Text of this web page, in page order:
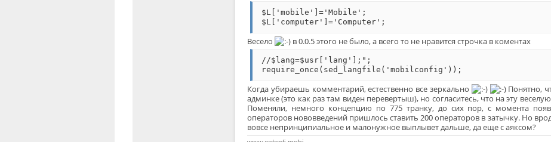
$L['mobile']='Mobile';
$L['computer']='Computer';
Весело в 0.0.5 этого не было, а всего то не нравится строчка в коментах
//$lang=$usr['lang'];";
require_once(sed_langfile('mobilconfig'));
Когда убираешь комментарий, естественно все зеркально
Понятно,
админке (это как раз там виден перевертыш), но согласитесь, что на эту
Поменяли, немного концепцию по 775 транку, до сих пор, с момента
операторов нововведений пришлось ставить 200 операторов в затычку. Но
вовсе непринципиальное и малонужное выплывет дальше, да еще с аяксом?